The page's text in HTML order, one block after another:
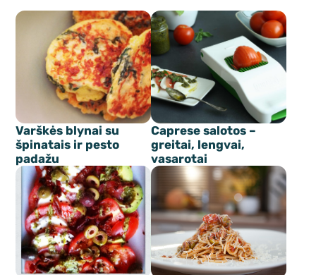
Varškės blynai su
špinatais ir pesto
padažu
Caprese salotos –
greitai, lengvai,
vasarotai